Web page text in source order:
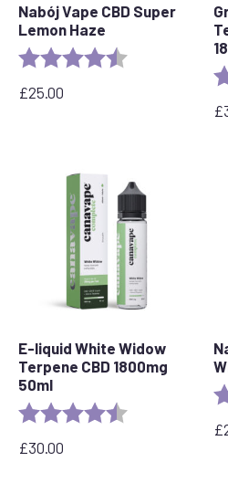
Nabój Vape CBD Super
Lemon Haze
Ocena: 4.6 out of 5
£25.00
£
E-liquid White Widow
Terpene CBD 1800mg
50ml
Ocena: 4,7 na 5
£30.00
£